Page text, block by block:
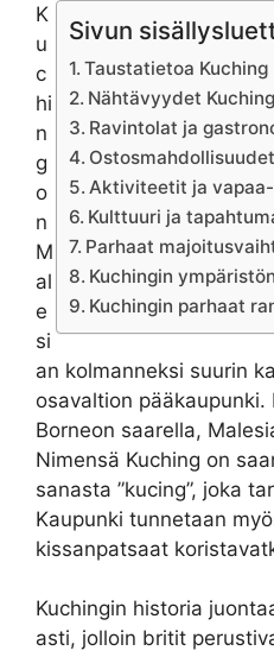
Sivun
Taustatietoa Kuching
Nähtävyydet
Ravintolat ja
Aktiviteetit ja
Kulttuuri ja
Parhaat
Kuchingin
Kuchingin parhaat
K
u
c
hi
n
g
o
n
M
al
e
si
an kolmanneksi suurin
osavaltion pääkaupunki.
Borneon saarella,
Nimensä Kuching on
sanasta ”kucing”, joka
Kaupunki tunnetaan
kissanpatsaat
Kuchingin historia
asti, jolloin britit